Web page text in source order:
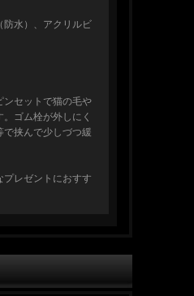
防水）、アクリルビ
ンセットで猫の毛や
ゴム栓が外しにく
で挟んで少しづつ緩
レゼントにおすす